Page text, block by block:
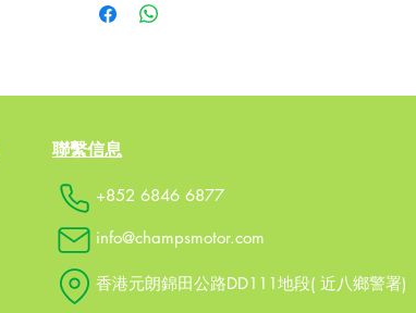
聯繫信息
+852 6846 6877
info@champsmotor.com
​​香港元朗錦田公路DD111地段( 近八鄉警署)